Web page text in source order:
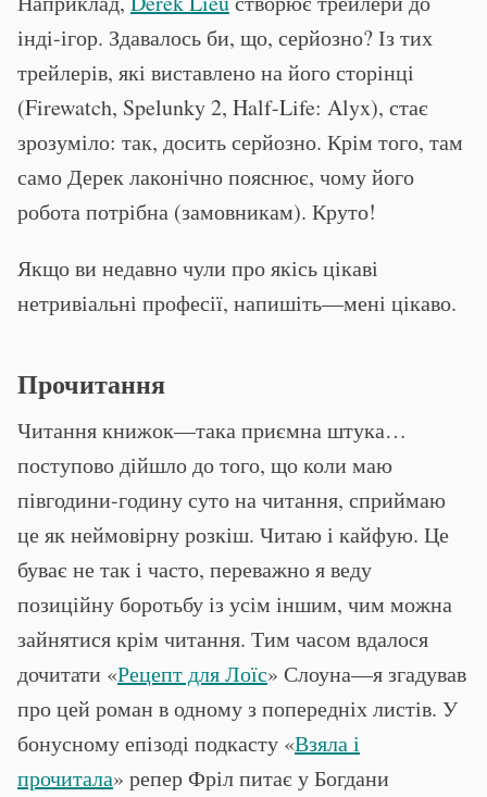
інді-ігор. Здавалось би, що, серйозно? Із тих
трейлерів, які виставлено на його сторінці
(Firewatch, Spelunky 2, Half-Life: Alyx), стає
зрозуміло: так, досить серйозно. Крім того, там
само Дерек лаконічно пояснює, чому його
робота потрібна (замовникам). Круто!
Якщо ви недавно чули про якісь цікаві
нетривіальні професії, напишіть—мені цікаво.
Прочитання
Читання книжок—така приємна штука…
поступово дійшло до того, що коли маю
півгодини-годину суто на читання, сприймаю
це як неймовірну розкіш. Читаю і кайфую. Це
буває не так і часто, переважно я веду
позиційну боротьбу із усім іншим, чим можна
зайнятися крім читання. Тим часом вдалося
дочитати «Рецепт для Лоїс» Слоуна—я згадував
про цей роман в одному з попередніх листів. У
бонусному епізоді подкасту «Взяла і
прочитала» репер Фріл питає у Богдани